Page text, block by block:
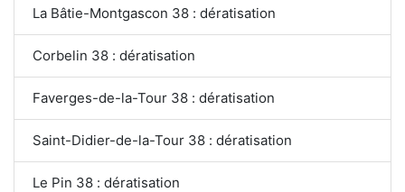
La Bâtie-Montgascon 38 : dératisation
Corbelin 38 : dératisation
Faverges-de-la-Tour 38 : dératisation
Saint-Didier-de-la-Tour 38 : dératisation
Le Pin 38 : dératisation